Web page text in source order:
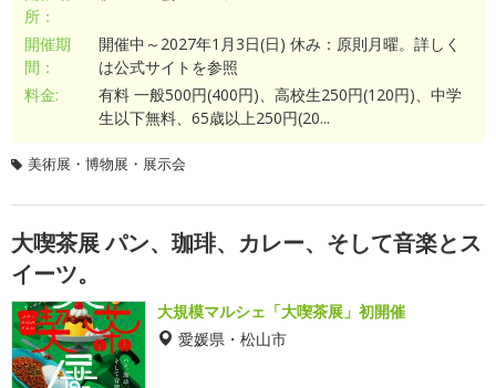
所：
開催期
間：
開催中～2027年1月3日(日) 休み：原則月曜。詳しく
は公式サイトを参照
料金:
有料 一般500円(400円)、高校生250円(120円)、中学
生以下無料、65歳以上250円(20...
美術展・博物展・展示会
大喫茶展 パン、珈琲、カレー、そして音楽とス
イーツ。
大規模マルシェ「大喫茶展」初開催
愛媛県・松山市